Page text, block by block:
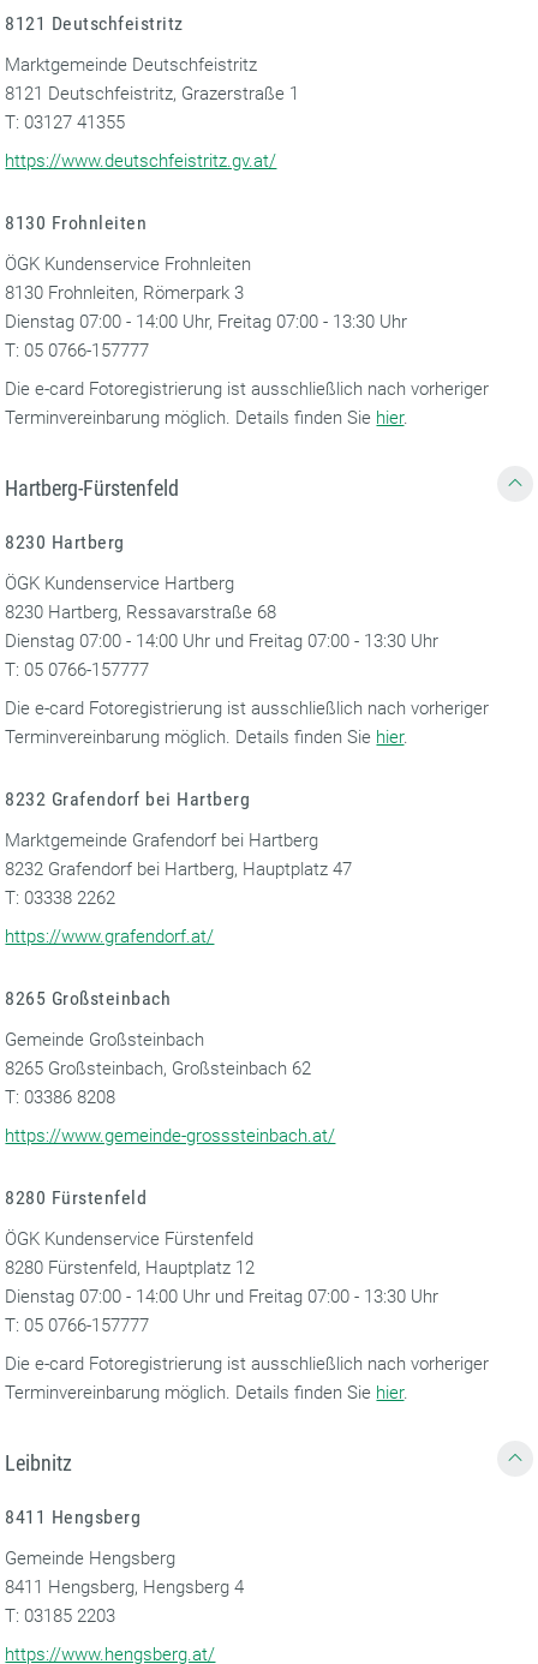
8121 Deutschfeistritz
Marktgemeinde Deutschfeistritz
8121 Deutschfeistritz, Grazerstraße 1
T: 03127 41355
https://www.deutschfeistritz.gv.at/
8130 Frohnleiten
ÖGK Kundenservice Frohnleiten
8130 Frohnleiten, Römerpark 3
Dienstag 07:00 - 14:00 Uhr, Freitag 07:00 - 13:30 Uhr
T: 05 0766-157777
Die e-card Fotoregistrierung ist ausschließlich nach vorheriger
Terminvereinbarung möglich. Details finden Sie hier.
Hartberg-Fürstenfeld
8230 Hartberg
ÖGK Kundenservice Hartberg
8230 Hartberg, Ressavarstraße 68
Dienstag 07:00 - 14:00 Uhr und Freitag 07:00 - 13:30 Uhr
T: 05 0766-157777
Die e-card Fotoregistrierung ist ausschließlich nach vorheriger
Terminvereinbarung möglich. Details finden Sie hier.
8232 Grafendorf bei Hartberg
Marktgemeinde Grafendorf bei Hartberg
8232 Grafendorf bei Hartberg, Hauptplatz 47
T: 03338 2262
https://www.grafendorf.at/
8265 Großsteinbach
Gemeinde Großsteinbach
8265 Großsteinbach, Großsteinbach 62
T: 03386 8208
https://www.gemeinde-grosssteinbach.at/
8280 Fürstenfeld
ÖGK Kundenservice Fürstenfeld
8280 Fürstenfeld, Hauptplatz 12
Dienstag 07:00 - 14:00 Uhr und Freitag 07:00 - 13:30 Uhr
T: 05 0766-157777
Die e-card Fotoregistrierung ist ausschließlich nach vorheriger
Terminvereinbarung möglich. Details finden Sie hier.
Leibnitz
8411 Hengsberg
Gemeinde Hengsberg
8411 Hengsberg, Hengsberg 4
T: 03185 2203
https://www.hengsberg.at/